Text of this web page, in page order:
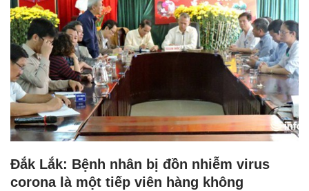
Đắk Lắk: Bệnh nhân bị đồn nhiễm virus
corona là một tiếp viên hàng không